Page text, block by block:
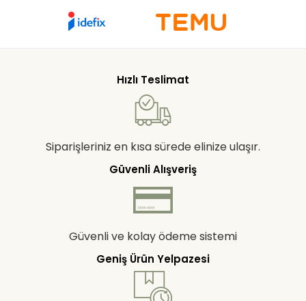
Hızlı Teslimat
Siparişleriniz en kısa sürede elinize ulaşır.
Güvenli Alışveriş
Güvenli ve kolay ödeme sistemi
Geniş Ürün Yelpazesi